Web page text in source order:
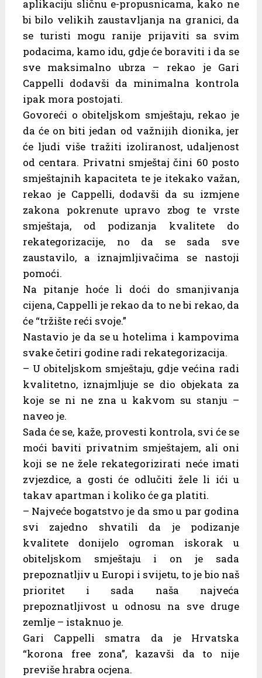
aplikaciju sličnu e-propusnicama, kako ne
bi bilo velikih zaustavljanja na granici, da
se turisti mogu ranije prijaviti sa svim
podacima, kamo idu, gdje će boraviti i da se
sve maksimalno ubrza – rekao je Gari
Cappelli dodavši da minimalna kontrola
ipak mora postojati.
Govoreći o obiteljskom smještaju, rekao je
da će on biti jedan od važnijih dionika, jer
će ljudi više tražiti izoliranost, udaljenost
od centara. Privatni smještaj čini 60 posto
smještajnih kapaciteta te je itekako važan,
rekao je Cappelli, dodavši da su izmjene
zakona pokrenute upravo zbog te vrste
smještaja, od podizanja kvalitete do
rekategorizacije, no da se sada sve
zaustavilo, a iznajmljivačima se nastoji
pomoći.
Na pitanje hoće li doći do smanjivanja
cijena, Cappelli je rekao da to ne bi rekao, da
će “tržište reći svoje.”
Nastavio je da se u hotelima i kampovima
svake četiri godine radi rekategorizacija.
– U obiteljskom smještaju, gdje većina radi
kvalitetno, iznajmljuje se dio objekata za
koje se ni ne zna u kakvom su stanju –
naveo je.
Sada će se, kaže, provesti kontrola, svi će se
moći baviti privatnim smještajem, ali oni
koji se ne žele rekategorizirati neće imati
zvjezdice, a gosti će odlučiti žele li ići u
takav apartman i koliko će ga platiti.
– Najveće bogatstvo je da smo u par godina
svi zajedno shvatili da je podizanje
kvalitete donijelo ogroman iskorak u
obiteljskom smještaju i on je sada
prepoznatljiv u Europi i svijetu, to je bio naš
prioritet i sada naša najveća
prepoznatljivost u odnosu na sve druge
zemlje – istaknuo je.
Gari Cappelli smatra da je Hrvatska
“korona free zona”, kazavši da to nije
previše hrabra ocjena.